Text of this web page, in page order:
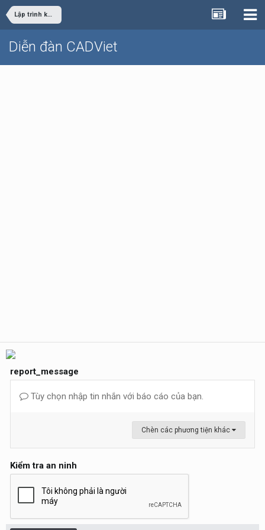
Lập trình khác
Diễn đàn CADViet
report_message
Tùy chọn nhập tin nhắn với báo cáo của bạn.
Chèn các phương tiện khác
Kiểm tra an ninh